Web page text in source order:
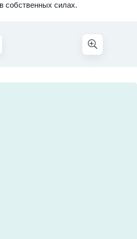
собственных силах.